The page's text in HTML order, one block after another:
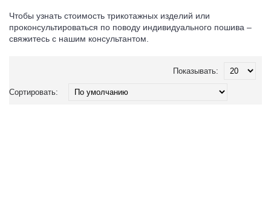
Чтобы узнать стоимость трикотажных изделий или
проконсультироваться по поводу индивидуального пошива –
свяжитесь с нашим консультантом.
Показывать:
Сортировать: